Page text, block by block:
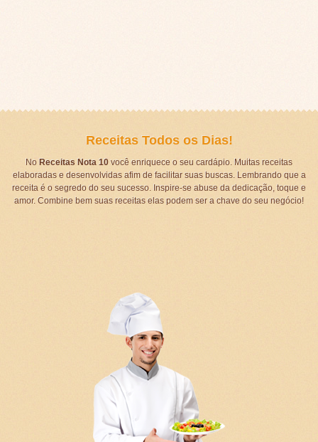
Receitas Todos os Dias!
No Receitas Nota 10você enriquece o seu cardápio. Muitas receitas
elaboradas e desenvolvidas afim de facilitar suas buscas. Lembrando que a
receita é o segredo do seu sucesso. Inspire-se abuse da dedicação, toque e
amor. Combine bem suas receitas elas podem ser a chave do seu negócio!